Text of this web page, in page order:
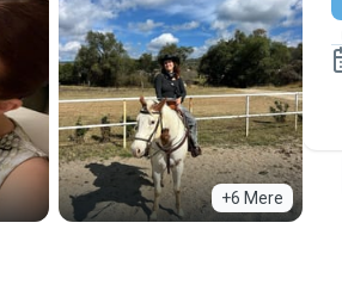
+6 Mere